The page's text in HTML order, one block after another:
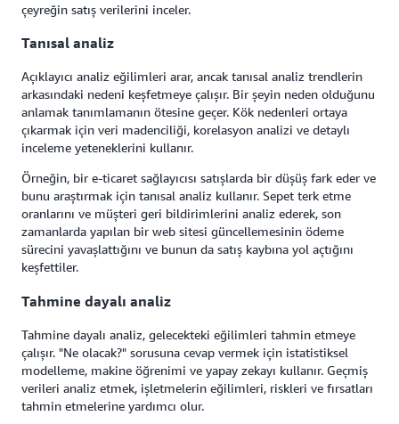
çeyreğin satış verilerini inceler.
Tanısal analiz
Açıklayıcı analiz eğilimleri arar, ancak tanısal analiz trendlerin
arkasındaki nedeni keşfetmeye çalışır. Bir şeyin neden olduğunu
anlamak tanımlamanın ötesine geçer. Kök nedenleri ortaya
çıkarmak için veri madenciliği, korelasyon analizi ve detaylı
inceleme yeteneklerini kullanır.
Örneğin, bir e-ticaret sağlayıcısı satışlarda bir düşüş fark eder ve
bunu araştırmak için tanısal analiz kullanır. Sepet terk etme
oranlarını ve müşteri geri bildirimlerini analiz ederek, son
zamanlarda yapılan bir web sitesi güncellemesinin ödeme
sürecini yavaşlattığını ve bunun da satış kaybına yol açtığını
keşfettiler.
Tahmine dayalı analiz
Tahmine dayalı analiz, gelecekteki eğilimleri tahmin etmeye
çalışır. "Ne olacak?" sorusuna cevap vermek için istatistiksel
modelleme, makine öğrenimi ve yapay zekayı kullanır. Geçmiş
verileri analiz etmek, işletmelerin eğilimleri, riskleri ve fırsatları
tahmin etmelerine yardımcı olur.